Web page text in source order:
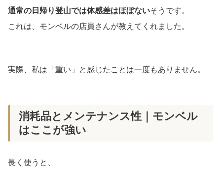
通常の日帰り登山では体感差はほぼないそうです。
これは、モンベルの店員さんが教えてくれました。
実際、私は「重い」と感じたことは一度もありません。
消耗品とメンテナンス性｜モンベル
はここが強い
長く使うと、